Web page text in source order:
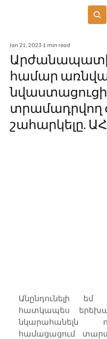
համար
տրամադրվող
շահարկելը.
Jan 21, 2023 1 min read
Անընդունելի եմ
հատկապես
նկարահանելն
համացացում